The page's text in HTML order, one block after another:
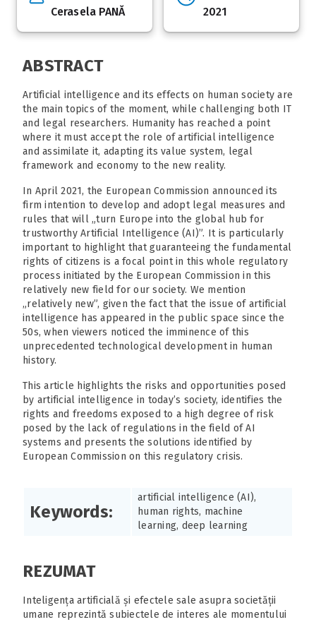
Cerasela PANĂ
2021
ABSTRACT
Artificial intelligence and its effects on human society are
the main topics of the moment, while challenging both IT
and legal researchers. Humanity has reached a point
where it must accept the role of artificial intelligence
and assimilate it, adapting its value system, legal
framework and economy to the new reality.
In April 2021, the European Commission announced its
firm intention to develop and adopt legal measures and
rules that will „turn Europe into the global hub for
trustworthy Artificial Intelligence (AI)”. It is particularly
important to highlight that guaranteeing the fundamental
rights of citizens is a focal point in this whole regulatory
process initiated by the European Commission in this
relatively new field for our society. We mention
„relatively new”, given the fact that the issue of artificial
intelligence has appeared in the public space since the
50s, when viewers noticed the imminence of this
unprecedented technological development in human
history.
This article highlights the risks and opportunities posed
by artificial intelligence in today’s society, identifies the
rights and freedoms exposed to a high degree of risk
posed by the lack of regulations in the field of AI
systems and presents the solutions identified by
European Commission on this regulatory crisis.
Keywords:
artificial intelligence (AI),
human rights, machine
learning, deep learning
REZUMAT
Inteligența artificială și efectele sale asupra societății
umane reprezintă subiectele de interes ale momentului